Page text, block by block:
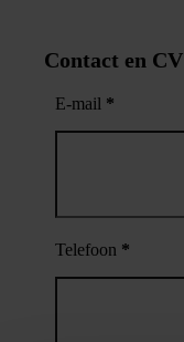
Contact en CV
E-mail *
Telefoon *